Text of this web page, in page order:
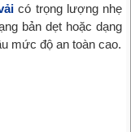
có trọng lượng nhẹ
bản dẹt hoặc dạng
mức độ an toàn cao.